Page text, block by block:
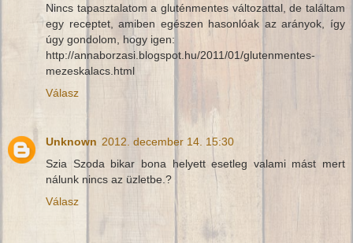
Nincs tapasztalatom a gluténmentes változattal, de találtam
egy receptet, amiben egészen hasonlóak az arányok, így
úgy gondolom, hogy igen:
http://annaborzasi.blogspot.hu/2011/01/glutenmentes-
mezeskalacs.html
Válasz
Unknown 2012. december 14. 15:30
Szia Szoda bikar bona helyett esetleg valami mást mert
nálunk nincs az üzletbe.?
Válasz